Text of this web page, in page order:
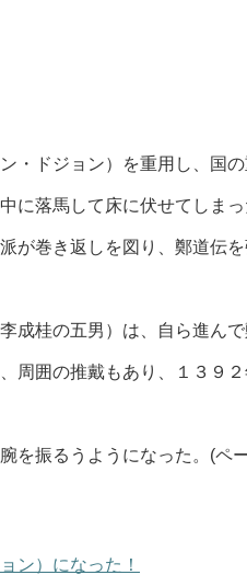
・ドジョン）を重用し、国
に落馬して床に伏せてしま
が巻き返しを図り、鄭道伝
成桂の五男）は、自ら進ん
周囲の推戴もあり、１３９
を振るうようになった。(ペ
ン）になった！